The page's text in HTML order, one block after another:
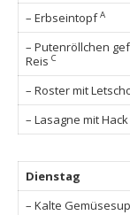
– ErbseintopfA
– Putenröllchen
Reis C
– Roster mit
– Lasagne mit
Dienstag
– Kalte